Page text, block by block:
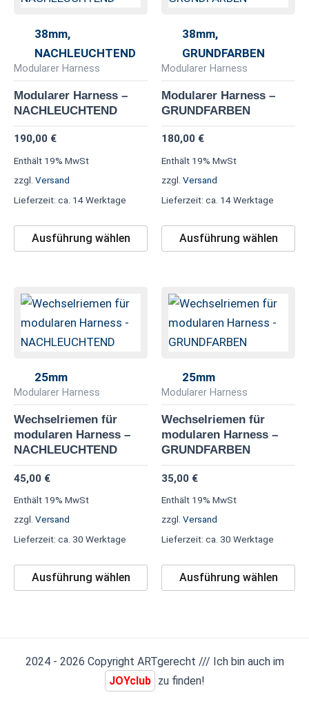
38mm,
NACHLEUCHTEND
Modularer Harness
Modularer Harness –
NACHLEUCHTEND
190,00 €
Enthält 19% MwSt
zzgl. Versand
Lieferzeit: ca. 14 Werktage
Ausführung wählen
mehrere
Varianten
auf.
Optionen
der
Produktseite
gewählt
werden
38mm,
GRUNDFARBEN
Modularer Harness
Modularer Harness –
GRUNDFARBEN
180,00 €
Enthält 19% MwSt
zzgl. Versand
Lieferzeit: ca. 14 Werktage
Ausführung wählen
25mm
Modularer Harness
Wechselriemen für
modularen Harness –
NACHLEUCHTEND
45,00 €
Enthält 19% MwSt
zzgl. Versand
Lieferzeit: ca. 30 Werktage
Ausführung wählen
Dieses
Varianten
auf.
Optionen
können
Produktseite
gewählt
werden
25mm
Modularer Harness
Wechselriemen für
modularen Harness –
GRUNDFARBEN
35,00 €
Enthält 19% MwSt
zzgl. Versand
Lieferzeit: ca. 30 Werktage
Ausführung wählen
2024 - 2026 Copyright ARTgerecht /// Ich bin auch im
JOYclub
zu finden!